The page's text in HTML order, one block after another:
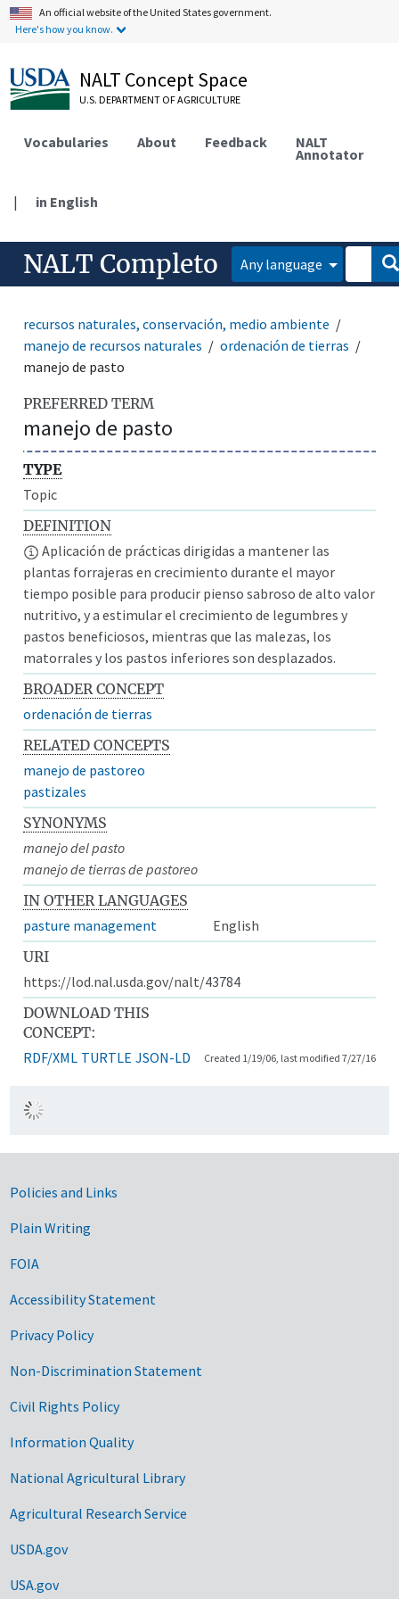
An official website of the United States government.
Here's how you know.
NALT Concept Space
U.S. DEPARTMENT OF AGRICULTURE
Vocabularies About Feedback NALT
Annotator
| in English
NALT Completo Any language
recursos naturales, conservación, medio ambiente
manejo de recursos naturales
ordenación de tierras
manejo de pasto
PREFERRED TERM
manejo de pasto
TYPE
Topic
DEFINITION
Aplicación de prácticas dirigidas a mantener las
plantas forrajeras en crecimiento durante el mayor
tiempo posible para producir pienso sabroso de alto valor
nutritivo, y a estimular el crecimiento de legumbres y
pastos beneficiosos, mientras que las malezas, los
matorrales y los pastos inferiores son desplazados.
BROADER CONCEPT
ordenación de tierras
RELATED CONCEPTS
manejo de pastoreo
pastizales
SYNONYMS
manejo del pasto
manejo de tierras de pastoreo
IN OTHER LANGUAGES
pasture management
English
URI
https://lod.nal.usda.gov/nalt/43784
DOWNLOAD THIS
CONCEPT:
RDF/XML TURTLE JSON-LD Created 1/19/06, last modified 7/27/16
Government Links
Policies and Links
Plain Writing
FOIA
Accessibility Statement
Privacy Policy
Non-Discrimination Statement
Civil Rights Policy
Information Quality
National Agricultural Library
Agricultural Research Service
USDA.gov
USA.gov